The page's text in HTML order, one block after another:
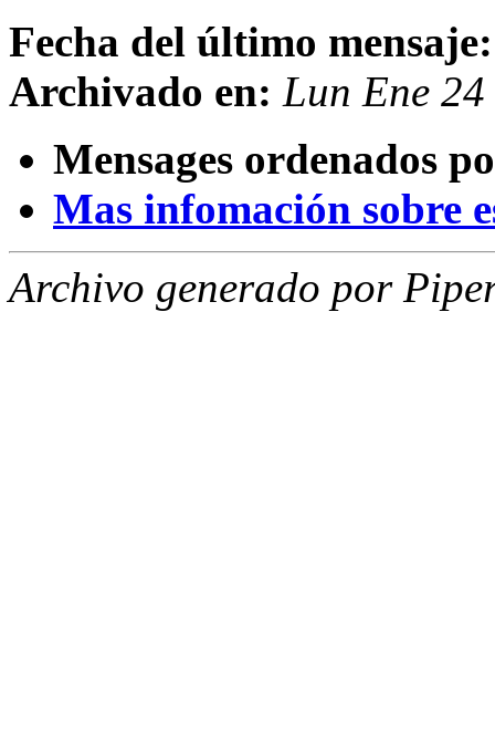
Fecha del último mensaje:
Archivado en: Lun Ene
Mensages ordenados
Mas infomación sobre
Archivo generado por